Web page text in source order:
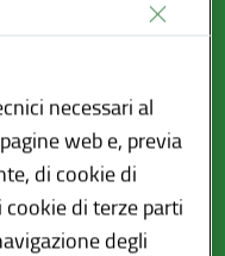
necessari al
web e, previa
di cookie di
di terze parti
degli